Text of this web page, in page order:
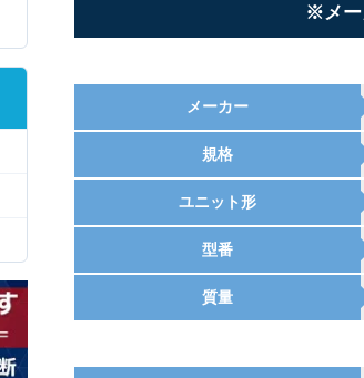
※メー
メーカー
規格
ユニット形
型番
質量